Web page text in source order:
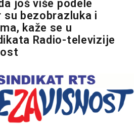
još više podele
bezobrazluka i
kaže se u
Radio-televizije